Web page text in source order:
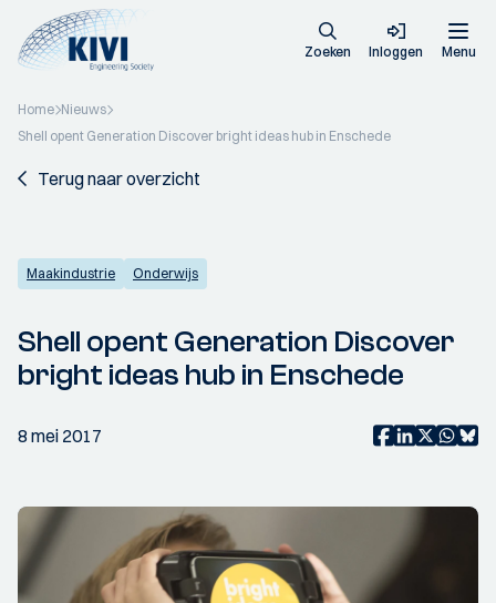
Zoeken Inloggen Menu
Home Nieuws
Shell opent Generation Discover bright ideas hub in Enschede
Terug naar overzicht
Maakindustrie Onderwijs
Shell opent Generation Discover
bright ideas hub in Enschede
8 mei 2017